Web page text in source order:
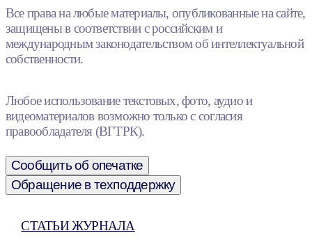
Все права на любые материалы, опубликованные на сайте,
защищены в соответствии с российским и
международным законодательством об интеллектуальной
собственности.
Любое использование текстовых, фото, аудио и
видеоматериалов возможно только с согласия
правообладателя (ВГТРК).
Сообщить об опечатке
Обращение в техподдержку
СТАТЬИ ЖУРНАЛА